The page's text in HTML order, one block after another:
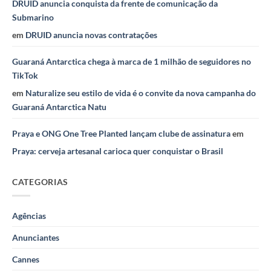
DRUID anuncia conquista da frente de comunicação da
Submarino
em DRUID anuncia novas contratações
Guaraná Antarctica chega à marca de 1 milhão de seguidores no
TikTok
em Naturalize seu estilo de vida é o convite da nova campanha do
Guaraná Antarctica Natu
Praya e ONG One Tree Planted lançam clube de assinaturaem
Praya: cerveja artesanal carioca quer conquistar o Brasil
CATEGORIAS
Agências
Anunciantes
Cannes